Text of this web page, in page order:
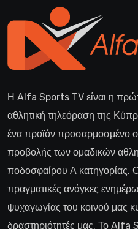
Η Alfa Sports TV είναι η
αθλητική τηλεόραση της
ένα προϊόν προσαρμοσμένο
προβολής των ομαδικών
ποδοσφαίρου Α κατηγορίας.
πραγματικές ανάγκες
ψυχαγωγίας του κοινού μας
δραστηριότητές μας. Το Alfa